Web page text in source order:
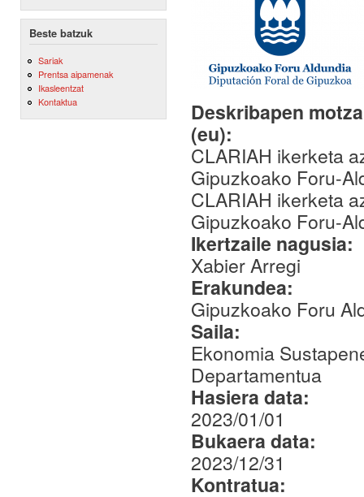
Beste batzuk
Sariak
Prentsa aipamenak
Ikasleentzat
Kontaktua
Deskribapen
(eu):
CLARIAH ikerketa
Gipuzkoako Foru-
CLARIAH ikerketa
Gipuzkoako Foru-
Ikertzaile nagusia:
Xabier Arregi
Erakundea:
Gipuzkoako Foru
Saila:
Ekonomia
Departamentua
Hasiera data:
2023/01/01
Bukaera data:
2023/12/31
Kontratua: